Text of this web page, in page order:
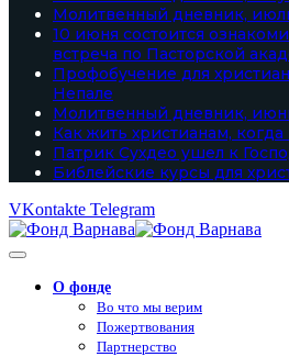
Молитвенный дневник,
10 июня состоится
встреча по Пасторской
Профобучение для
Непале
Молитвенный дневник,
Как жить христианам,
Патрик Сухдео ушел к
Библейские курсы для
VKontakte Telegram
О фонде
Во что мы верим
Пожертвования
Партнерство